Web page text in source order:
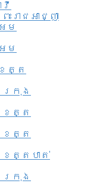
វី​
ាជអាជ្ញា
ម
ម
េត្ត
ក្រុង
េត្ត
េត្ត
េត្តបាត់
ក្រុង